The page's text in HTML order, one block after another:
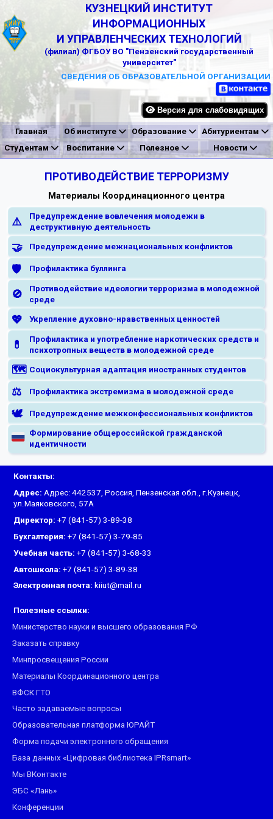
КУЗНЕЦКИЙ ИНСТИТУТ
ИНФОРМАЦИОННЫХ
И УПРАВЛЕНЧЕСКИХ ТЕХНОЛОГИЙ
(филиал) ФГБОУ ВО "Пензенский государственный
университет"
СВЕДЕНИЯ ОБ ОБРАЗОВАТЕЛЬНОЙ ОРГАНИЗАЦИИ
Версия для слабовидящих
Главная Об институте Образование
Абитуриентам
Студентам
Воспитание Полезное Новости
ПРОТИВОДЕЙСТВИЕ ТЕРРОРИЗМУ
Материалы Координационного центра
⚠️
Предупреждение вовлечения молодежи в
деструктивную деятельность
🤝 Предупреждение межнациональных конфликтов
🛡️ Профилактика буллинга
🚫
Противодействие идеологии терроризма в молодежной
среде
💖 Укрепление духовно-нравственных ценностей
💊
Профилактика и употребление наркотических средств и
психотропных веществ в молодежной среде
🗺️ Социокультурная адаптация иностранных студентов
⚖️ Профилактика экстремизма в молодежной среде
🕊️ Предупреждение межконфессиональных конфликтов
Формирование общероссийской гражданской
идентичности
Контакты:
Адрес: Адрес: 442537, Россия, Пензенская обл., г.Кузнецк,
ул.Маяковского, 57А
Директор: +7 (841-57) 3-89-38
Бухгалтерия: +7 (841-57) 3-79-85
Учебная часть: +7 (841-57) 3-68-33
Автошкола: +7 (841-57) 3-89-38
Электронная почта: kiiut@mail.ru
Полезные ссылки:
Министерство науки и высшего образования РФ
Заказать справку
Минпросвещения России
Материалы Координационного центра
ВФСК ГТО
Часто задаваемые вопросы
Образовательная платформа ЮРАЙТ
Форма подачи электронного обращения
База данных «Цифровая библиотека IPRsmart»
Мы ВКонтакте
ЭБС «Лань»
Конференции